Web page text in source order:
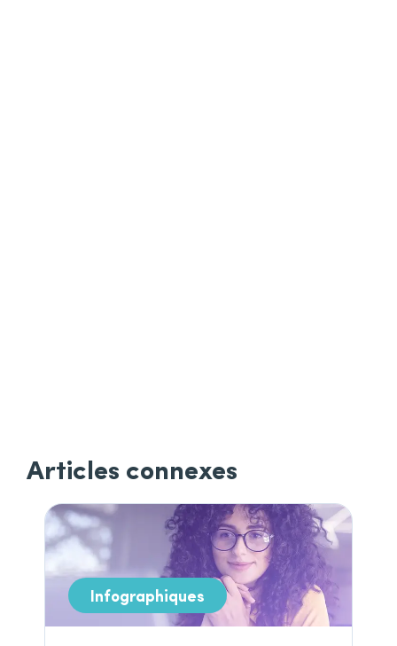
Articles connexes
Infographiques